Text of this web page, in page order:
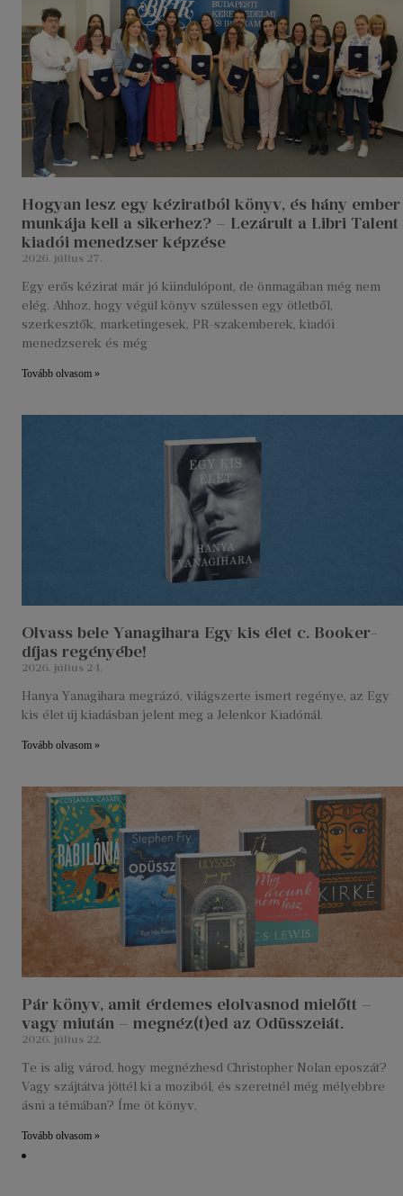
Hogyan lesz egy kéziratból könyv, és hány ember
munkája kell a sikerhez? – Lezárult a Libri Talent
kiadói menedzser képzése
2026. július 27.
Egy erős kézirat már jó kiindulópont, de önmagában még nem
elég. Ahhoz, hogy végül könyv szülessen egy ötletből,
szerkesztők, marketingesek, PR-szakemberek, kiadói
menedzserek és még
Tovább olvasom »
Olvass bele Yanagihara Egy kis élet c. Booker-
díjas regényébe!
2026. július 24.
Hanya Yanagihara megrázó, világszerte ismert regénye, az Egy
kis élet új kiadásban jelent meg a Jelenkor Kiadónál.
Tovább olvasom »
Pár könyv, amit érdemes elolvasnod mielőtt –
vagy miután – megnéz(t)ed az Odüsszeiát.
2026. július 22.
Te is alig várod, hogy megnézhesd Christopher Nolan eposzát?
Vagy szájtátva jöttél ki a moziból, és szeretnél még mélyebbre
ásni a témában? Íme öt könyv,
Tovább olvasom »